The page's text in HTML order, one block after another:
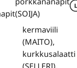
(SOIJA)
kermaviili
(MAITO),
kurkkusalaatti